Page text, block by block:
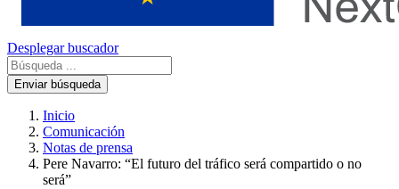
Desplegar buscador
Enviar búsqueda
Inicio
Comunicación
Notas de prensa
Pere Navarro: “El futuro del tráfico será compartido o no
será”